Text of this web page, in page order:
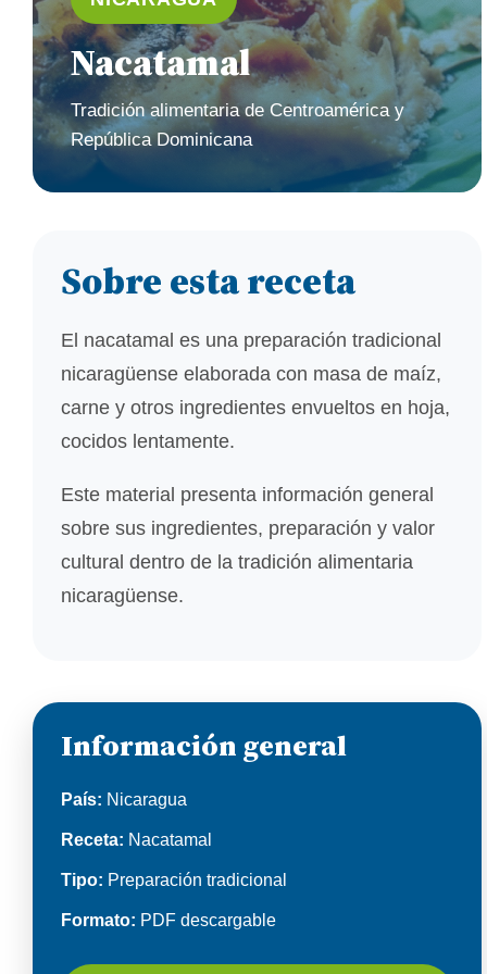
Nacatamal
Tradición alimentaria de Centroamérica y
República Dominicana
Sobre esta receta
El nacatamal es una preparación tradicional
nicaragüense elaborada con masa de maíz,
carne y otros ingredientes envueltos en hoja,
cocidos lentamente.
Este material presenta información general
sobre sus ingredientes, preparación y valor
cultural dentro de la tradición alimentaria
nicaragüense.
Información general
País: Nicaragua
Receta: Nacatamal
Tipo: Preparación tradicional
Formato: PDF descargable